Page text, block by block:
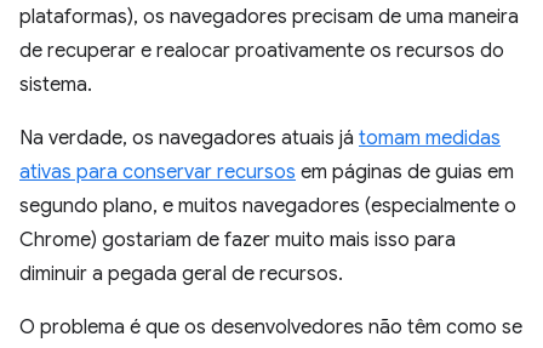
plataformas), os navegadores precisam de uma maneira
de recuperar e realocar proativamente os recursos do
sistema.
Na verdade, os navegadores atuais já tomam medidas
ativas para conservar recursos em páginas de guias em
segundo plano, e muitos navegadores (especialmente o
Chrome) gostariam de fazer muito mais isso para
diminuir a pegada geral de recursos.
O problema é que os desenvolvedores não têm como se